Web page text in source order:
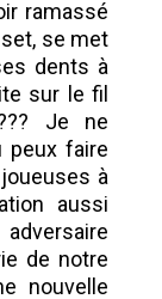
ramassé
se met
dents à
sur le fil
Je ne
peux faire
à
aussi
de notre
nouvelle